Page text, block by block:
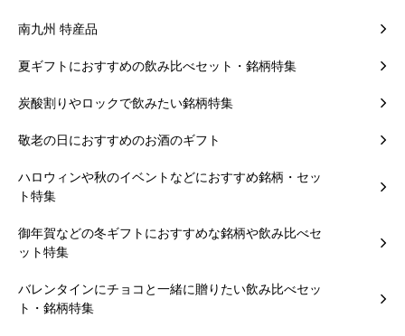
南九州 特産品
夏ギフトにおすすめの飲み比べセット・銘柄特集
炭酸割りやロックで飲みたい銘柄特集
敬老の日におすすめのお酒のギフト
ハロウィンや秋のイベントなどにおすすめ銘柄・セッ
ト特集
御年賀などの冬ギフトにおすすめな銘柄や飲み比べセ
ット特集
バレンタインにチョコと一緒に贈りたい飲み比べセッ
ト・銘柄特集